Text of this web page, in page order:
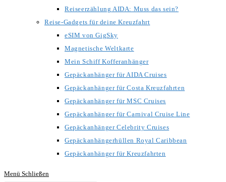
Reiseerzählung AIDA: Muss das sein?
Reise-Gadgets für deine Kreuzfahrt
eSIM von GigSky
Magnetische Weltkarte
Mein Schiff Kofferanhänger
Gepäckanhänger für AIDA Cruises
Gepäckanhänger für Costa Kreuzfahrten
Gepäckanhänger für MSC Cruises
Gepäckanhänger für Carnival Cruise Line
Gepäckanhänger Celebrity Cruises
Gepäckanhängerhüllen Royal Caribbean
Gepäckanhänger für Kreuzfahrten
Menü Schließen